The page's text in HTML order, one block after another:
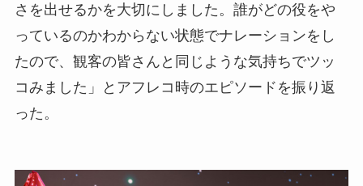
さを出せるかを大切にしました。誰がどの役をや
っているのかわからない状態でナレーションをし
たので、観客の皆さんと同じような気持ちでツッ
コみました」とアフレコ時のエピソードを振り返
った。